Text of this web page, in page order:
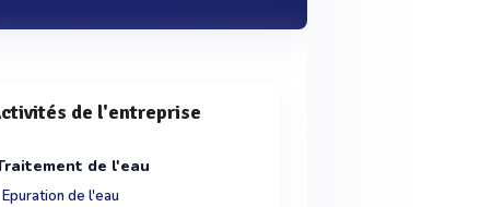
de l'entreprise
de l'eau
Epuration de l'eau